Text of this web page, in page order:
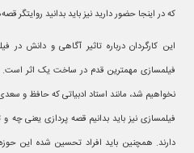
که در اینجا حضور دارید نیز باید بدانید روایتگر
این کارگردان درباره تاثیر آگاهی و دانش در
فیلمسازی مهمترین قدم در ساخت یک اثر است.
نخواهیم شد، مانند استاد ادبیاتی که حافظ و
فیلمسازی نیز باید بدانیم قصه پردازی یعنی
دارند. همچنین باید افراد تحسین شده این حوزه